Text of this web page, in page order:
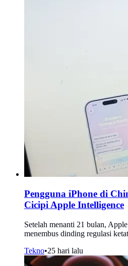
Pengguna iPhone di
Cicipi Apple Intelligence
Setelah menanti 21 bulan,
menembus dinding regulasi
Tekno•25 hari lalu